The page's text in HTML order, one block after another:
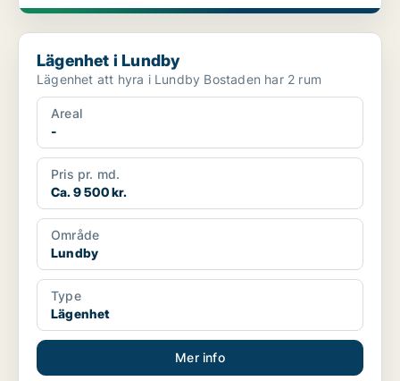
Lägenhet i Lundby
Lägenhet i Lundby
Lägenhet att hyra i Lundby Bostaden har 2 rum
Areal
-
Pris pr. md.
Ca. 9 500 kr.
Område
Lundby
Type
Lägenhet
Mer info